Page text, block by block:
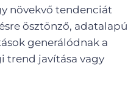
növekvő tendenciát
ösztönző, adatalapú
generálódnak a
trend javítása vagy